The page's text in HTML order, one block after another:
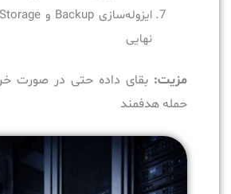
نهایی
مزیت: بقای داده حتی در صورت
حمله هدفمند